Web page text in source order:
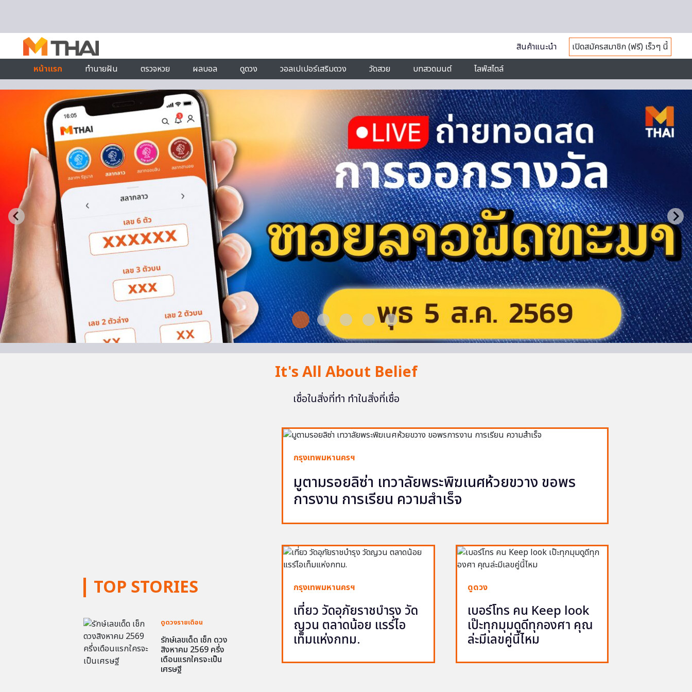
สินค้าแนะนำ
เปิดสมัครสมาชิก (ฟรี) เร็วๆ นี้
หน้าแรก
ทำนายฝัน ตรวจหวย ผลบอล ดูดวง วอลเปเปอร์เสริมดวง วัดสวย บทสวดมนต์ ไลฟ์สไตล์
It's All About Belief
เชื่อในสิ่งที่ทำ ทำในสิ่งที่เชื่อ
TOP STORIES
ดูดวงรายเดือน
รักษ์เลขเด็ด เช็ก ดวง
สิงหาคม 2569 ครึ่ง
เดือนแรกใครจะเป็น
เศรษฐี
กรุงเทพมหานครฯ
มูตามรอยลิซ่า เทวาลัยพระพิฆเนศห้วยขวาง ขอพร
การงาน การเรียน ความสำเร็จ
กรุงเทพมหานครฯ
เที่ยว วัดอุภัยราชบำรุง วัด
ญวน ตลาดน้อย แรร์ไอ
เท็มแห่งกทม.
ดูดวง
เบอร์โทร คน Keep look
เป๊ะทุกมุมดูดีทุกองศา คุณ
ล่ะมีเลขคู่นี้ไหม